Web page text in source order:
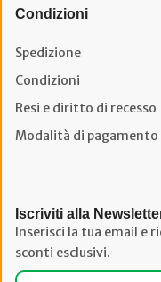
Condizioni
Spedizione
Condizioni
Resi e diritto di recesso
Modalità di pagamento
Iscriviti alla
Inserisci la tua email e
sconti esclusivi.